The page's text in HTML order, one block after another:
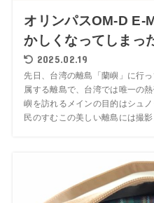
オリンパスOM-D
かしくなってしまっ
2025.02.19
先日、台湾の離島「蘭嶼」に行
属する離島で、台湾では唯一の
嶼を訪れるメインの目的はシュ
民のすむこの美しい離島には撮影